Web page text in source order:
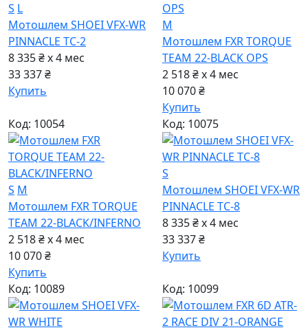
S L
Мотошлем SHOEI VFX-WR
PINNACLE TC-2
8 335 ₴ x 4 мес
33 337 ₴
Купить
M
Мотошлем FXR TORQUE
TEAM 22-BLACK OPS
2 518 ₴ x 4 мес
10 070 ₴
Купить
Код: 10054
S M
Мотошлем FXR TORQUE
TEAM 22-BLACK/INFERNO
2 518 ₴ x 4 мес
10 070 ₴
Купить
Код: 10075
S
Мотошлем SHOEI VFX-WR
PINNACLE TC-8
8 335 ₴ x 4 мес
33 337 ₴
Купить
Код: 10089 Код: 10099